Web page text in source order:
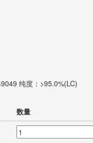
纯度：>95.0%(LC)
数量